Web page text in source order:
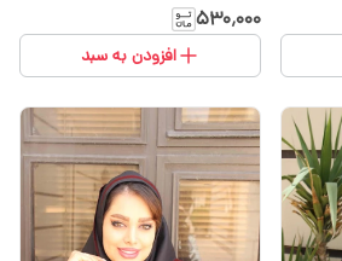
۵۳۰٬۰۰۰
افزودن به سبد